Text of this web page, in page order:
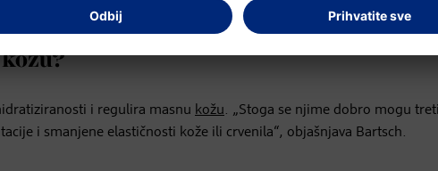
i regulira masnu kožu. „Stoga se njime dobro mogu
i smanjene elastičnosti kože ili crvenila“, objašnjava Bartsch.